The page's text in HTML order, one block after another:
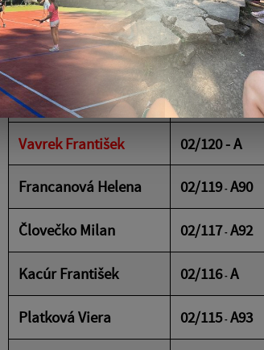
Pačutová Mária 02/125-A43
Petruš Radoslav 02/124-A42
Kaňuchová Helena 02/121-A88
Vavrek František 02/120 - A
Francanová Helena 02/119- A90
Človečko Milan 02/117 - A92
Kacúr František 02/116- A
Platková Viera 02/115- A93